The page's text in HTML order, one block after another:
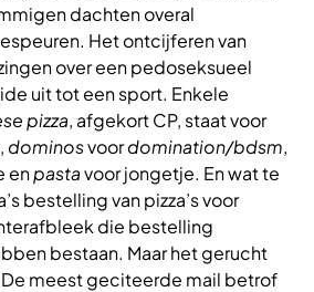
dachten overal
Het ontcijferen van
over een pedoseksueel
uit tot een sport. Enkele
pizza, afgekort CP, staat voor
, dominosvoordomination/bdsm,
enpastavoor jongetje. En wat te
bestelling van pizza’s voor
die bestelling
bestaan. Maar het gerucht
meest geciteerde mail betrof